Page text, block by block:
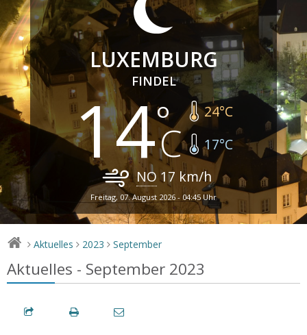
LUXEMBURG
FINDEL
14 24°C
17°C
NO 17 km/h
Freitag, 07. August 2026 - 04:45 Uhr
> Aktuelles > 2023 > September
Aktuelles - September 2023